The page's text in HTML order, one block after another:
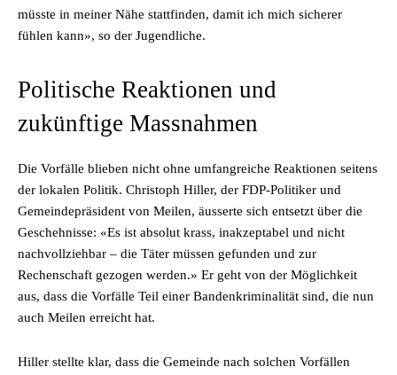
müsste in meiner Nähe stattfinden, damit ich mich sicherer
fühlen kann», so der Jugendliche.
Politische Reaktionen und
zukünftige Massnahmen
Die Vorfälle blieben nicht ohne umfangreiche Reaktionen seitens
der lokalen Politik. Christoph Hiller, der FDP-Politiker und
Gemeindepräsident von Meilen, äusserte sich entsetzt über die
Geschehnisse: «Es ist absolut krass, inakzeptabel und nicht
nachvollziehbar – die Täter müssen gefunden und zur
Rechenschaft gezogen werden.» Er geht von der Möglichkeit
aus, dass die Vorfälle Teil einer Bandenkriminalität sind, die nun
auch Meilen erreicht hat.
Hiller stellte klar, dass die Gemeinde nach solchen Vorfällen